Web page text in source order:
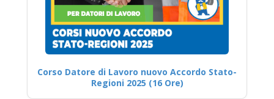
Corso Datore di Lavoro nuovo Accordo Stato-
Regioni 2025 (16 Ore)